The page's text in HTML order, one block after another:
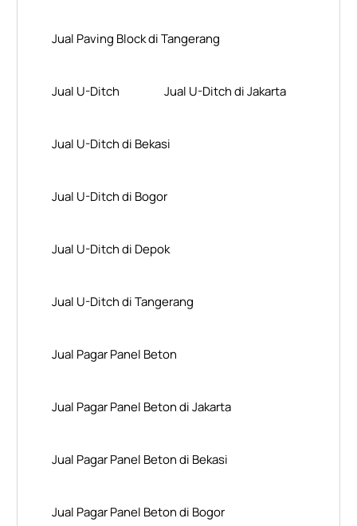
Jual Paving Block di Tangerang
Jual U-Ditch Jual U-Ditch di Jakarta
Jual U-Ditch di Bekasi
Jual U-Ditch di Bogor
Jual U-Ditch di Depok
Jual U-Ditch di Tangerang
Jual Pagar Panel Beton
Jual Pagar Panel Beton di Jakarta
Jual Pagar Panel Beton di Bekasi
Jual Pagar Panel Beton di Bogor